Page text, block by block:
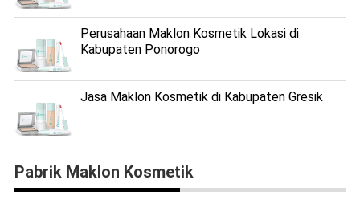
Perusahaan Maklon Kosmetik Lokasi di
Kabupaten Ponorogo
Jasa Maklon Kosmetik di Kabupaten Gresik
Pabrik Maklon Kosmetik